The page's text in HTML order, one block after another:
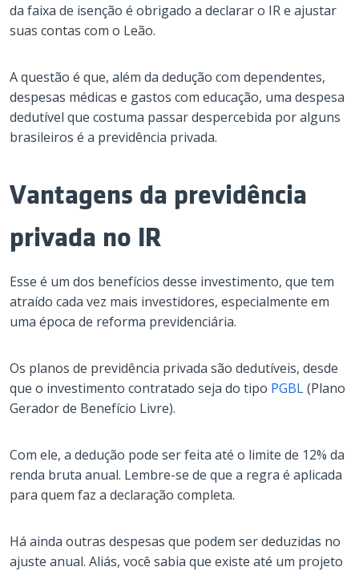
da faixa de isenção é obrigado a declarar o IR e ajustar
suas contas com o Leão.
A questão é que, além da dedução com dependentes,
despesas médicas e gastos com educação, uma despesa
dedutível que costuma passar despercebida por alguns
brasileiros é a previdência privada.
Vantagens da previdência
privada no IR
Esse é um dos benefícios desse investimento, que tem
atraído cada vez mais investidores, especialmente em
uma época de reforma previdenciária.
Os planos de previdência privada são dedutíveis, desde
que o investimento contratado seja do tipo PGBL(Plano
Gerador de Benefício Livre).
Com ele, a dedução pode ser feita até o limite de 12% da
renda bruta anual. Lembre-se de que a regra é aplicada
para quem faz a declaração completa.
Há ainda outras despesas que podem ser deduzidas no
ajuste anual. Aliás, você sabia que existe até um projeto